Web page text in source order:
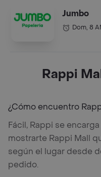
Jumbo
Dom, 8
Rappi
¿Cómo encuentro
Fácil, Rappi se
mostrarte Rappi Mall
según el lugar desde
pedido.